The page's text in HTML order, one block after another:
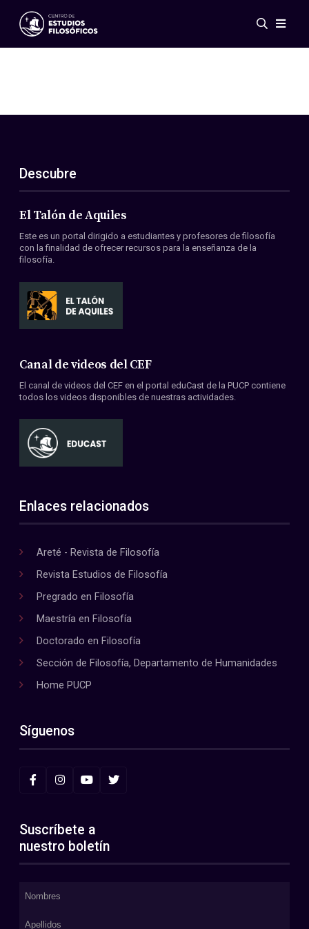
Eventos
ES
EN
Acerca de nosotros
Miembros
Convenios
Descubre
El Talón de Aquiles
Este es un portal dirigido a estudiantes y profesores de filosofía
con la finalidad de ofrecer recursos para la enseñanza de la
filosofía.
Canal de videos del CEF
El canal de videos del CEF en el portal eduCast de la PUCP contiene
todos los videos disponibles de nuestras actividades.
Enlaces relacionados
Areté - Revista de Filosofía
Revista Estudios de Filosofía
Pregrado en Filosofía
Maestría en Filosofía
Doctorado en Filosofía
Sección de Filosofía, Departamento de Humanidades
Home PUCP
Síguenos
Suscríbete a
nuestro boletín